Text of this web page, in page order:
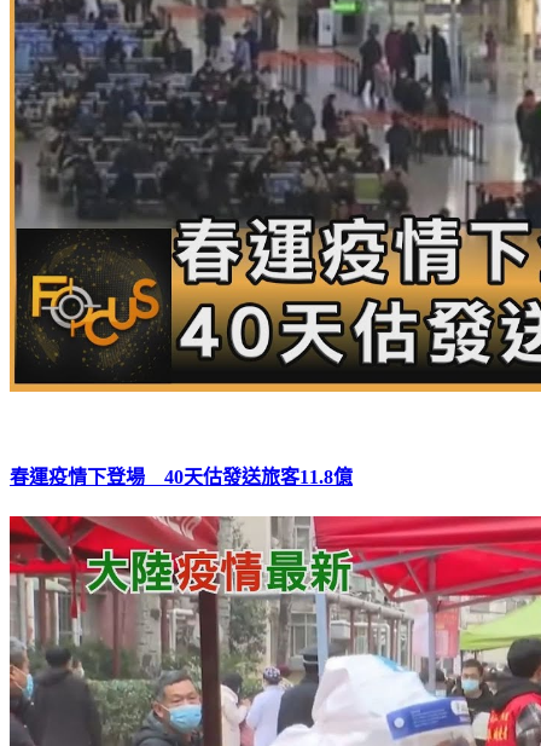
春運疫情下登場 40天估發送旅客11.8億